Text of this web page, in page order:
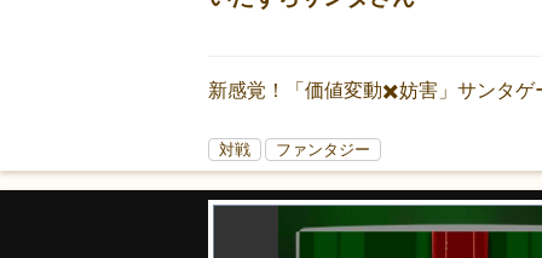
新感覚！「価値変動✖️妨害」サンタゲ
対戦 ファンタジー